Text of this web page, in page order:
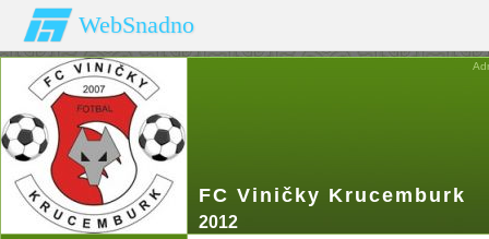
WebSnadno
FC Viničky Krucemburk
2012